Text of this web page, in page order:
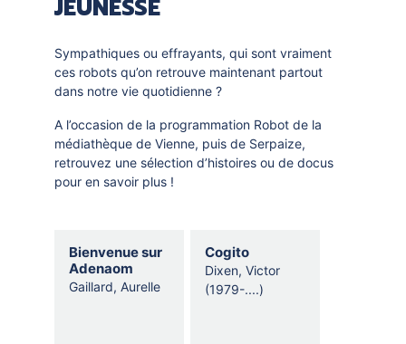
JEUNESSE
Sympathiques ou effrayants, qui sont vraiment
ces robots qu’on retrouve maintenant partout
dans notre vie quotidienne ?
A l’occasion de la programmation Robot de la
médiathèque de Vienne, puis de Serpaize,
retrouvez une sélection d’histoires ou de docus
pour en savoir plus !
thematique
Bienvenue sur
Adenaom
Gaillard, Aurelle
Cogito
Dixen, Victor
(1979-....)